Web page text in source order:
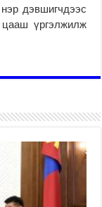
дэвшигчдээс
цааш үргэлжилж